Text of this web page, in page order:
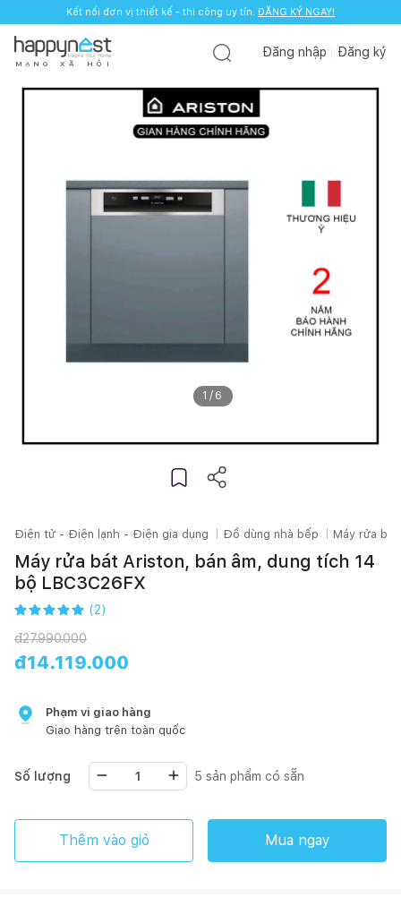
Kết nối đơn vị thiết kế - thi công uy tín. ĐĂNG KÝ NGAY!
M Ạ N G X Ã H Ộ I
Đăng nhập Đăng ký
1 / 6
Điện tử - Điện lạnh - Điện gia dụng Đồ dùng nhà bếp Máy rửa bát
Máy rửa bát Ariston, bán âm, dung tích 14
bộ LBC3C26FX
(2)
đ27.990.000
đ14.119.000
Phạm vi giao hàng
Giao hàng trên toàn quốc
Số lượng 5 sản phẩm có sẵn
Thêm vào giỏ Mua ngay